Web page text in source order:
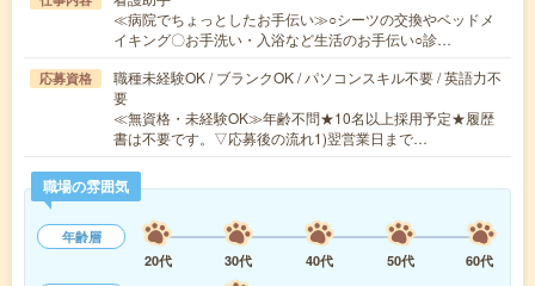
≪病院でちょっとしたお手伝い≫○シーツの交換やベッドメ
イキング〇お手洗い・入浴など生活のお手伝い○診…
応募資格
職種未経験OK / ブランクOK / パソコンスキル不要 / 英語力不
要
≪無資格・未経験OK≫年齢不問★10名以上採用予定★履歴
書は不要です。▽応募後の流れ1)翌営業日まで…
職場の雰囲気
年齢層
20代
30代 40代 50代
60代